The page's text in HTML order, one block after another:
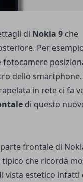
di Nokia 9 che
Per
fotocamere
dello smartphone.
in rete ci fa
di questo
frontale di
che ricorda
vista estetico infatti